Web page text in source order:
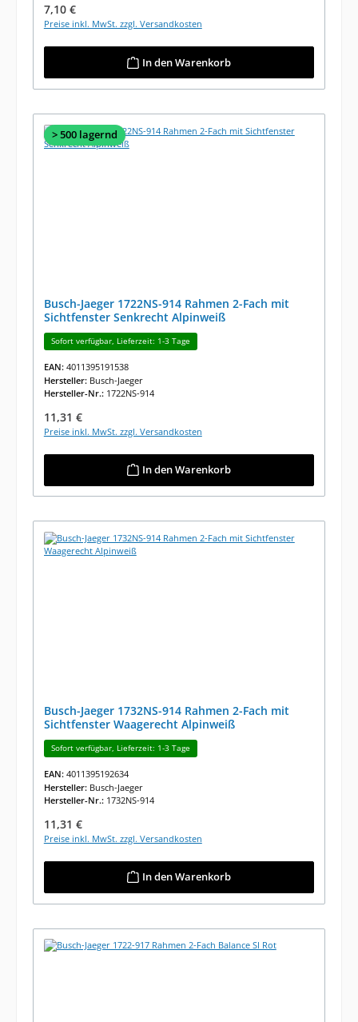
Regulärer Preis:
7,10 €
Preise inkl. MwSt. zzgl. Versandkosten
In den Warenkorb
> 500 lagernd
Busch-Jaeger 1722NS-914 Rahmen 2-Fach mit
Sichtfenster Senkrecht Alpinweiß
Sofort verfügbar, Lieferzeit: 1-3 Tage
EAN: 4011395191538
Hersteller: Busch-Jaeger
Hersteller-Nr.: 1722NS-914
Regulärer Preis:
11,31 €
Preise inkl. MwSt. zzgl. Versandkosten
In den Warenkorb
Busch-Jaeger 1732NS-914 Rahmen 2-Fach mit
Sichtfenster Waagerecht Alpinweiß
Sofort verfügbar, Lieferzeit: 1-3 Tage
EAN: 4011395192634
Hersteller: Busch-Jaeger
Hersteller-Nr.: 1732NS-914
Regulärer Preis:
11,31 €
Preise inkl. MwSt. zzgl. Versandkosten
In den Warenkorb